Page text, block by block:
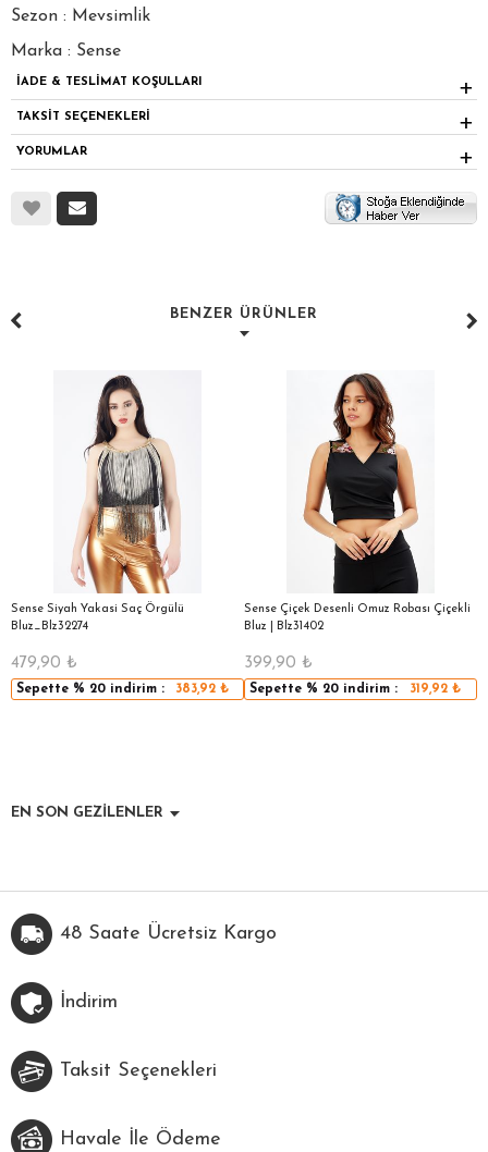
Sezon : Mevsimlik
Marka : Sense
İADE & TESLİMAT KOŞULLARI
TAKSİT SEÇENEKLERİ
YORUMLAR
BENZER ÜRÜNLER
Sense Siyah Yakasi Saç Örgülü
Bluz_Blz32274
479,90 ₺
Sepette % 20 indirim : 383,92₺
Sense Çiçek Desenli Omuz Robası Çiçekli
Bluz | Blz31402
399,90 ₺
Sepette % 20 indirim : 319,92₺
EN SON GEZİLENLER
48 Saate Ücretsiz Kargo
İndirim
Taksit Seçenekleri
Havale İle Ödeme